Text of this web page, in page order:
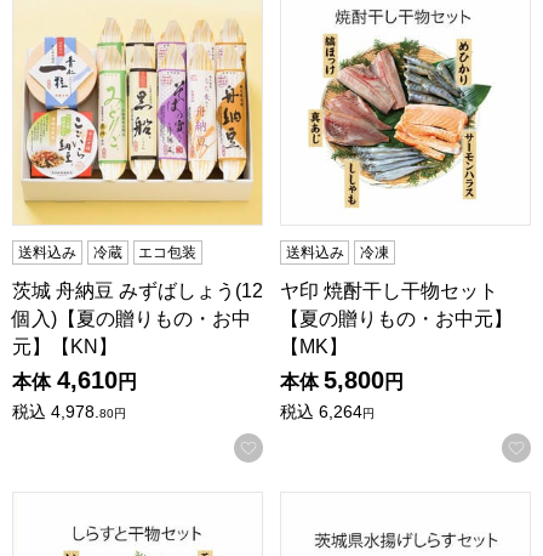
送料込み 冷蔵 エコ包装
茨城 舟納豆 みずばしょう(12
個入)【夏の贈りもの・お中
元】【KN】
本体 4,610円
税込 4,978.80円
お気に入りに登録する
送料込み 冷凍
ヤ印 焼酎干し干物セット
【夏の贈りもの・お中元】
【MK】
本体 5,800円
税込 6,264円